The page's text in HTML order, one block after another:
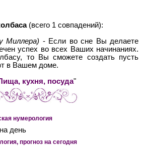
(всего 1 совпадений):
Миллера) - Если во сне Вы делаете
успех во всех Ваших начинаниях.
то Вы сможете создать пусть
в Вашем доме.
кухня, посуда"
нумерология
день
прогноз на сегодня